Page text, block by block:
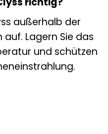
außerhalb der
Lagern Sie das
und schützen